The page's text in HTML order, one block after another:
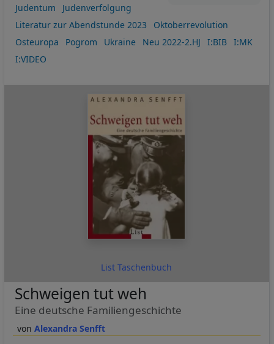
Judentum
Judenverfolgung
Literatur zur Abendstunde 2023
Oktoberrevolution
Osteuropa
Pogrom Ukraine Neu 2022-2.HJ I:BIB
I:MK
I:VIDEO
List Taschenbuch
Alexandra Senfft
Schweigen tut weh
Eine deutsche Familiengeschichte